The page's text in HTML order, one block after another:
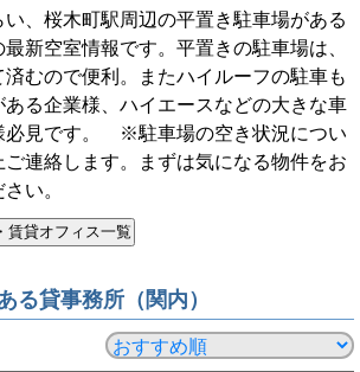
、桜木町駅周辺の平置き駐車場がある
新空室情報です。平置きの駐車場は、
むので便利。またハイルーフの駐車も
る企業様、ハイエースなどの大きな車
必見です。 ※駐車場の空き状況につい
連絡します。まずは気になる物件をお
い。
る貸事務所（関内）